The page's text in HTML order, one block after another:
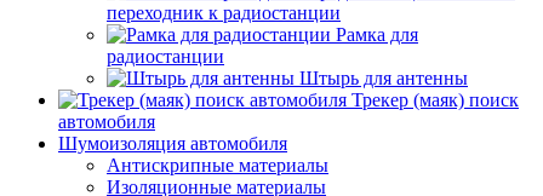
переходник к радиостанции
Рамка для
радиостанции
Штырь для антенны
Трекер (маяк) поиск
автомобиля
Шумоизоляция автомобиля
Антискрипные материалы
Изоляционные материалы